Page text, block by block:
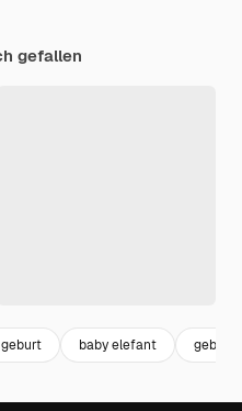
gefallen
geburt baby elefant geburt